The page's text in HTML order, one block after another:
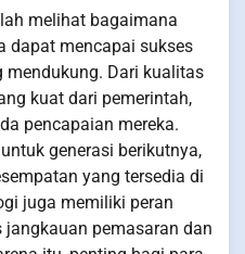
melihat bagaimana
dapat mencapai sukses
mendukung. Dari kualitas
kuat dari pemerintah,
pencapaian mereka.
generasi berikutnya,
yang tersedia di
juga memiliki peran
pemasaran dan